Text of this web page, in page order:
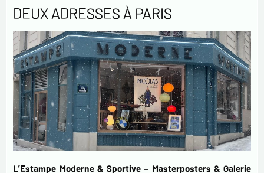
DEUX ADRESSES À PARIS
L’Estampe Moderne & Sportive – Masterposters & Galerie